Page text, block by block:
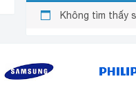
Không tìm thấy